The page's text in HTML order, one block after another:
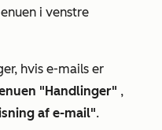
i venstre
hvis e-mails er
"Handlinger" ,
af e-mail".